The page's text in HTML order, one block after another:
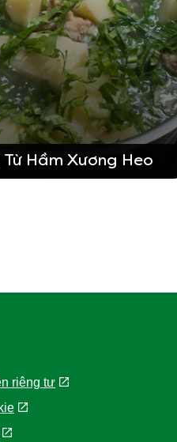
Từ Hầm Xương Heo
riêng tư